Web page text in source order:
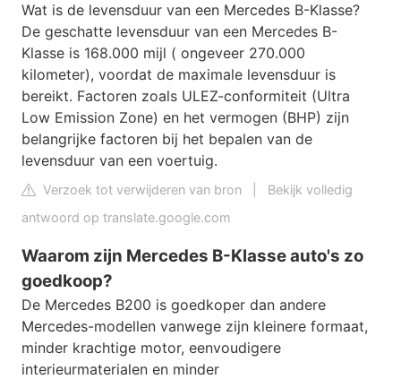
Wat is de levensduur van een Mercedes B-Klasse?
De geschatte levensduur van een Mercedes B-
Klasse is 168.000 mijl ( ongeveer 270.000
kilometer), voordat de maximale levensduur is
bereikt. Factoren zoals ULEZ-conformiteit (Ultra
Low Emission Zone) en het vermogen (BHP) zijn
belangrijke factoren bij het bepalen van de
levensduur van een voertuig.
Verzoek tot verwijderen van bron
Bekijk volledig
antwoord op translate.google.com
Waarom zijn Mercedes B-Klasse auto's zo
goedkoop?
De Mercedes B200 is goedkoper dan andere
Mercedes-modellen vanwege zijn kleinere formaat,
minder krachtige motor, eenvoudigere
interieurmaterialen en minder